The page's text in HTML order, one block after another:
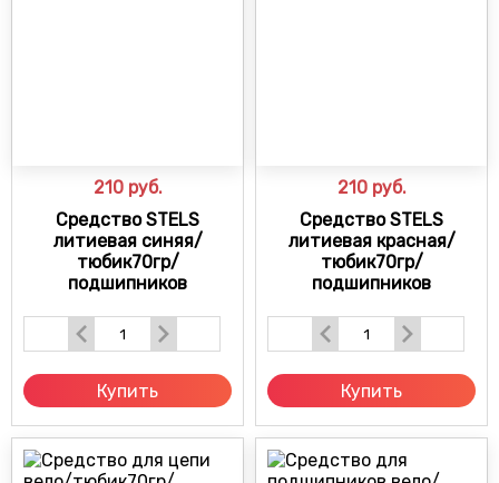
210 руб.
Средство STELS
литиевая синяя/
тюбик70гр/
подшипников
Купить
210 руб.
Средство STELS
литиевая красная/
тюбик70гр/
подшипников
Купить